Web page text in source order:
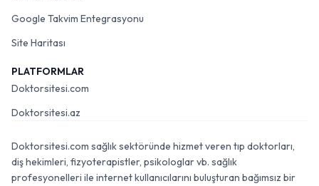
Google Takvim Entegrasyonu
Site Haritası
PLATFORMLAR
Doktorsitesi.com
Doktorsitesi.az
Doktorsitesi.com sağlık sektöründe hizmet veren tıp doktorları,
diş hekimleri, fizyoterapistler, psikologlar vb. sağlık
profesyonelleri ile internet kullanıcılarını buluşturan bağımsız bir